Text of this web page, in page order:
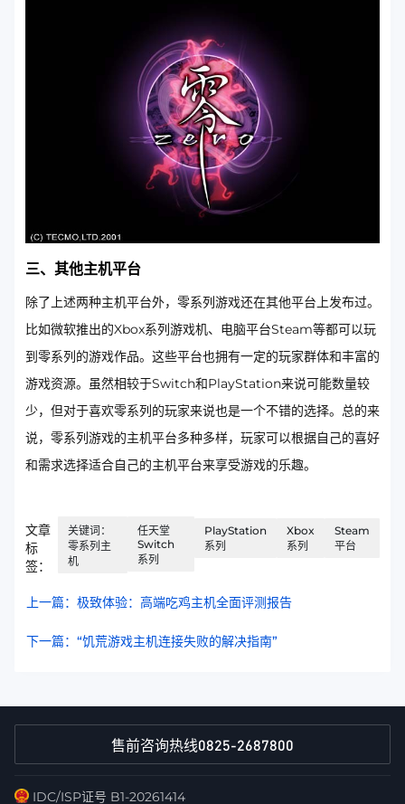
三、其他主机平台
除了上述两种主机平台外，零系列游戏还在其他平台上发布过。
比如微软推出的Xbox系列游戏机、电脑平台Steam等都可以玩
到零系列的游戏作品。这些平台也拥有一定的玩家群体和丰富的
游戏资源。虽然相较于Switch和PlayStation来说可能数量较
少，但对于喜欢零系列的玩家来说也是一个不错的选择。总的来
说，零系列游戏的主机平台多种多样，玩家可以根据自己的喜好
和需求选择适合自己的主机平台来享受游戏的乐趣。
文章
标
签：
关键词：
零系列主
机
任天堂
Switch
系列
PlayStation
系列
Xbox
系列
Steam
平台
上一篇：极致体验：高端吃鸡主机全面评测报告
下一篇：“饥荒游戏主机连接失败的解决指南”
售前咨询热线0825-2687800
IDC/ISP证号 B1-20261414